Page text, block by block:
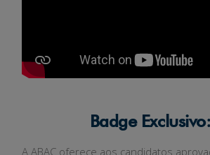
Badge Exclusivo:
A ABAC oferece aos candidatos